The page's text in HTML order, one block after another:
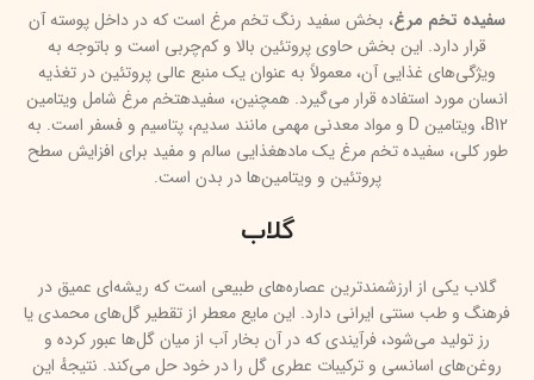
سفیده تخم مرغ، بخش سفید رنگ تخم مرغ است که در داخل پوسته آن
قرار دارد. این بخش حاوی پروتئین بالا و کم‌چربی است و باتوجه به
ویژگی‌های غذایی آن، معمولاً به عنوان یک منبع عالی پروتئین در تغذیه
انسان مورد استفاده قرار می‌گیرد. همچنین، سفیدهتخم مرغ شامل ویتامین
B12، ویتامین D و مواد معدنی مهمی مانند سدیم، پتاسیم و فسفر است. به
طور کلی، سفیده تخم مرغ یک مادهغذایی سالم و مفید برای افزایش سطح
پروتئین و ویتامین‌ها در بدن است.
گلاب
گلاب یکی از ارزشمندترین عصاره‌های طبیعی است که ریشه‌ای عمیق در
فرهنگ و طب سنتی ایرانی دارد. این مایع معطر از تقطیر گل‌های محمدی یا
رز تولید می‌شود، فرآیندی که در آن بخار آب از میان گل‌ها عبور کرده و
روغن‌های اسانسی و ترکیبات عطری گل را در خود حل می‌کند. نتیجهٔ این